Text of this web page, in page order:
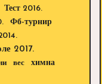
Тест 2016.
Фб-турнир
2017.
вес химна